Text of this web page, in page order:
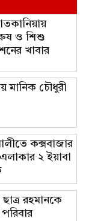
ও শিশু
খাবার
মানিক চৌধুরী
কক্সবাজার
২ ইয়াবা
রহমানকে